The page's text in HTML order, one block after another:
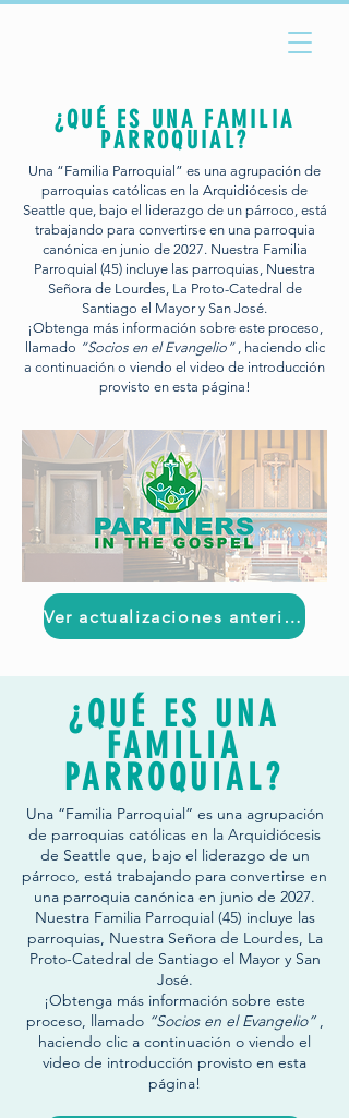
¿QUÉ ES UNA FAMILIA
PARROQUIAL?
Una “Familia Parroquial” es una agrupación de
parroquias católicas en la Arquidiócesis de
Seattle que, bajo el liderazgo de un párroco, está
trabajando para convertirse en una parroquia
canónica en junio de 2027. Nuestra Familia
Parroquial (45) incluye las parroquias, Nuestra
Señora de Lourdes, La Proto-Catedral de
Santiago el Mayor y San José.
¡Obtenga más información sobre este proceso,
llamado “Socios en el Evangelio”, haciendo clic
a continuación o viendo el video de introducción
provisto en esta página!
Ver actualizaciones anteriores
¿QUÉ ES UNA
FAMILIA
PARROQUIAL?
Una “Familia Parroquial” es una agrupación
de parroquias católicas en la Arquidiócesis
de Seattle que, bajo el liderazgo de un
párroco, está trabajando para convertirse en
una parroquia canónica en junio de 2027.
Nuestra Familia Parroquial (45) incluye las
parroquias, Nuestra Señora de Lourdes, La
Proto-Catedral de Santiago el Mayor y San
José.
¡Obtenga más información sobre este
proceso, llamado “Socios en el Evangelio”,
haciendo clic a continuación o viendo el
video de introducción provisto en esta
página!